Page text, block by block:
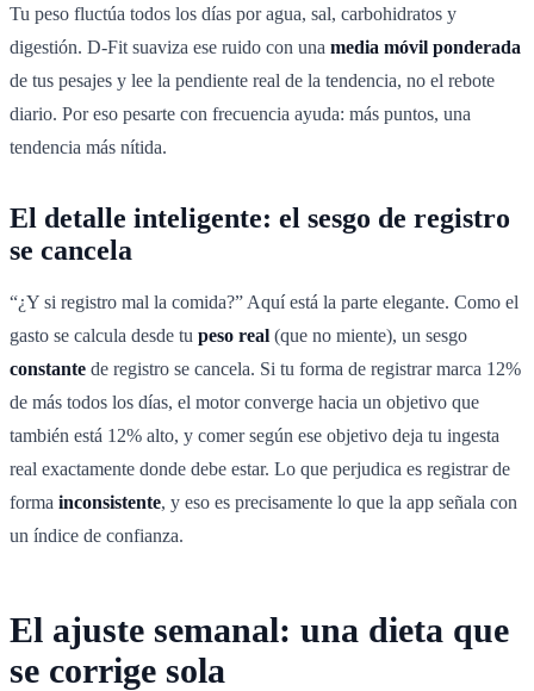
Tu peso fluctúa todos los días por agua, sal, carbohidratos y
digestión. D-Fit suaviza ese ruido con una media móvil ponderada
de tus pesajes y lee la pendiente real de la tendencia, no el rebote
diario. Por eso pesarte con frecuencia ayuda: más puntos, una
tendencia más nítida.
El detalle inteligente: el sesgo de registro
se cancela
“¿Y si registro mal la comida?” Aquí está la parte elegante. Como el
gasto se calcula desde tu peso real (que no miente), un sesgo
constante de registro se cancela. Si tu forma de registrar marca 12%
de más todos los días, el motor converge hacia un objetivo que
también está 12% alto, y comer según ese objetivo deja tu ingesta
real exactamente donde debe estar. Lo que perjudica es registrar de
forma inconsistente, y eso es precisamente lo que la app señala con
un índice de confianza.
El ajuste semanal: una dieta que
se corrige sola